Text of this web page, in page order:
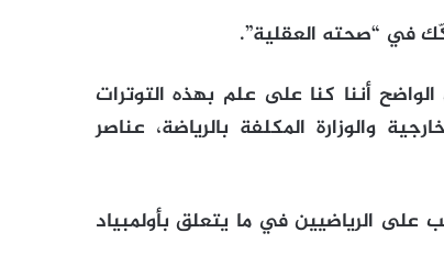
في “صحته العقلية”.
أننا كنا على علم بهذه التوترات
والوزارة المكلفة بالرياضة، عناصر
على الرياضيين في ما يتعلق بأولمبياد